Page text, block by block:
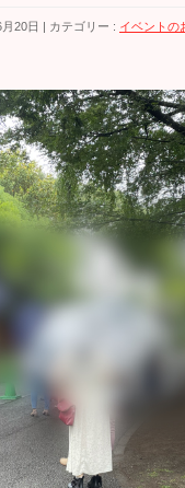
20日 カテゴリー : イベントの